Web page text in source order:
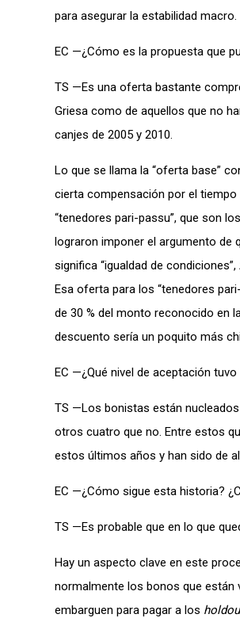
para asegurar la estabilidad macro.
EC —¿Cómo es la propuesta que
TS —Es una oferta bastante
Griesa como de aquellos que no
canjes de 2005 y 2010.
Lo que se llama la “oferta base”
cierta compensación por el
“tenedores pari-passu”, que son
lograron imponer el argumento de
significa “igualdad de
Esa oferta para los “tenedores
de 30 % del monto reconocido en
descuento sería un poquito más
EC —¿Qué nivel de aceptación
TS —Los bonistas están
otros cuatro que no. Entre estos
estos últimos años y han sido de
EC —¿Cómo sigue esta historia?
TS —Es probable que en lo que
Hay un aspecto clave en este
normalmente los bonos que están
embarguen para pagar a los